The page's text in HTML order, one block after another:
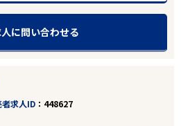
に問い合わせる
求人ID 448627